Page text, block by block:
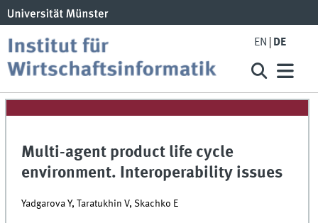
EN DE
Multi-agent product life cycle
environment. Interoperability issues
Yadgarova Y, Taratukhin V, Skachko E